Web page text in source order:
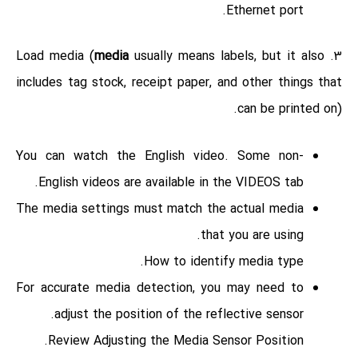
Ethernet port.
3. Load media (
media usually means labels, but it also
includes tag stock, receipt paper, and other things that
can be printed on).
You can watch the English video. Some non-
English videos are available in the VIDEOS tab.
The media settings must match the actual media
that you are using.
How to identify media type.
For accurate media detection, you may need to
adjust the position of the reflective sensor.
Review Adjusting the Media Sensor Position.